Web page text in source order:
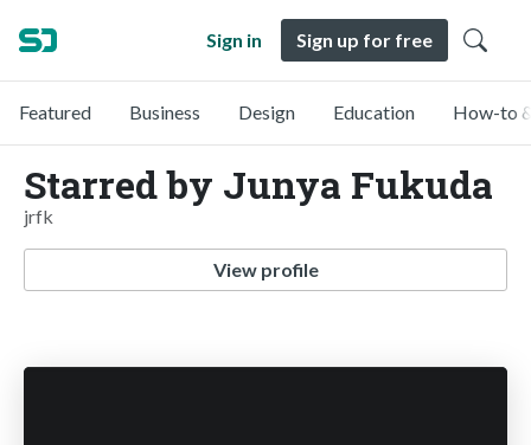
Sign in Sign up for free
Featured Business Design Education How-to
Starred by Junya Fukuda
jrfk
View profile